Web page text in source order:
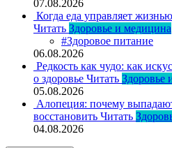
07.08.2026
Когда еда управляет
Читать Здоровье и медицина
#Здоровое питание
06.08.2026
Редкость как чудо: как
о здоровье Читать Здоровье
05.08.2026
Алопеция: почему
восстановить Читать
04.08.2026